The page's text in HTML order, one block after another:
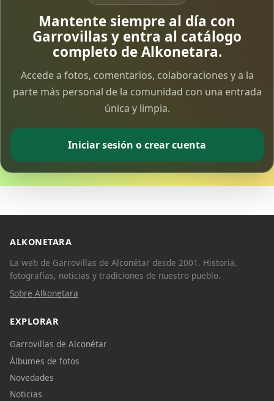
Mantente siempre al día con
Garrovillas y entra al catálogo
completo de Alkonetara.
Accede a fotos, comentarios, colaboraciones y a la
parte más personal de la comunidad con una entrada
única y limpia.
Iniciar sesión o crear cuenta
ALKONETARA
La web de Garrovillas de Alconétar desde 2001. Historia,
fotografías, noticias y tradiciones de nuestro pueblo.
Sobre Alkonetara
EXPLORAR
Garrovillas de Alconétar
Álbumes de fotos
Novedades
Noticias